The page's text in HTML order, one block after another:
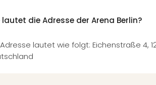
lautet die Adresse der Arena Berlin?
lautet wie folgt: Eichenstraße 4,